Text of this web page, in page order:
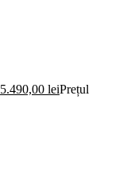
5.490,00 leiPrețul